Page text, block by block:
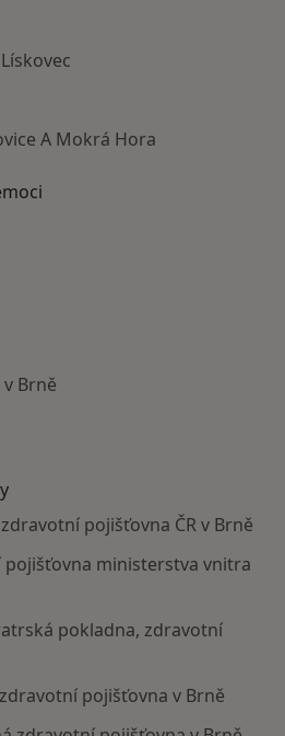
A Mokrá Hora
Brně
pojišťovna ČR v Brně
pojišťovna ministerstva vnitra
pokladna, zdravotní
pojišťovna v Brně